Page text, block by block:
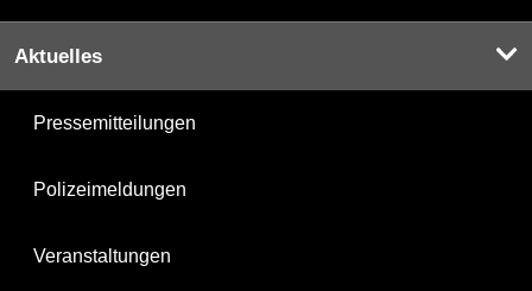
Aktuelles
Pressemitteilungen
Polizeimeldungen
Veranstaltungen